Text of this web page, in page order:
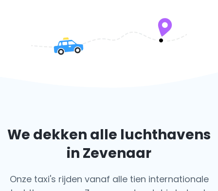
We dekken alle luchthavens
in Zevenaar
Onze taxi's rijden vanaf alle tien internationale